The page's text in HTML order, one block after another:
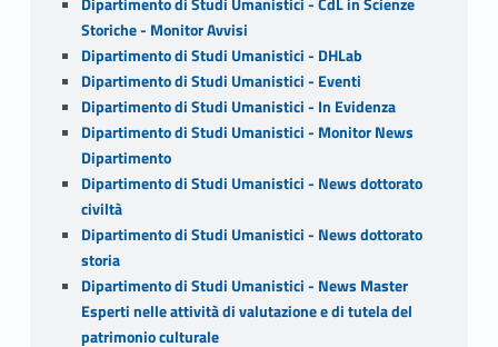
Storiche - Monitor Avvisi
Dipartimento di Studi Umanistici - DHLab
Dipartimento di Studi Umanistici - Eventi
Dipartimento di Studi Umanistici - In Evidenza
Dipartimento di Studi Umanistici - Monitor News
Dipartimento
Dipartimento di Studi Umanistici - News dottorato
civiltà
Dipartimento di Studi Umanistici - News dottorato
storia
Dipartimento di Studi Umanistici - News Master
Esperti nelle attività di valutazione e di tutela del
patrimonio culturale